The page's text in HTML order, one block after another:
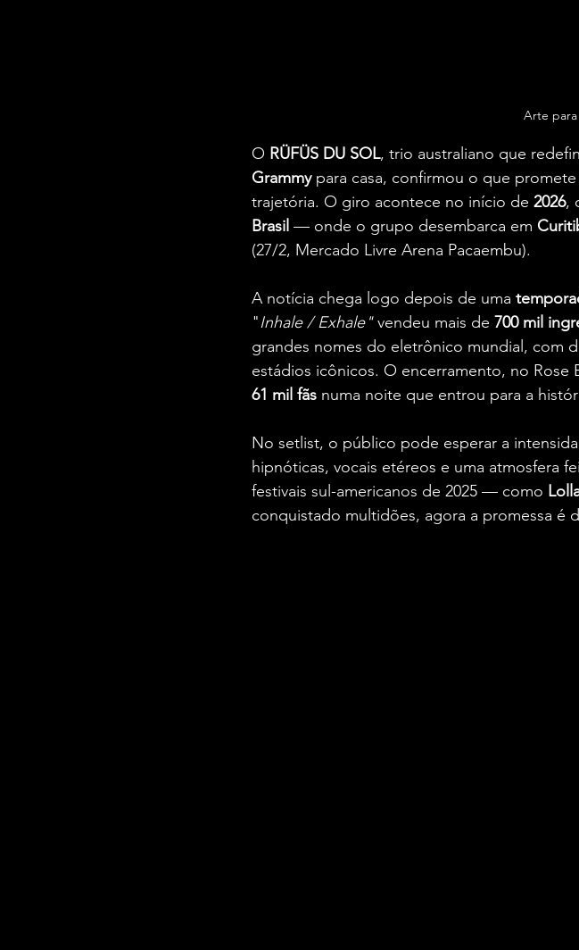
Arte
O RÜFÜS DU SOL, trio australiano que
Grammy para casa, confirmou o que promete
trajetória. O giro acontece no início de 2026,
Brasil — onde o grupo desembarca em
(27/2, Mercado Livre Arena Pacaembu).
A notícia chega logo depois de uma
"Inhale / Exhale" vendeu mais de 700 mil
grandes nomes do eletrônico mundial, com
estádios icônicos. O encerramento, no Rose
61 mil fãs numa noite que entrou para a
No setlist, o público pode esperar a
hipnóticas, vocais etéreos e uma atmosfera
festivais sul-americanos de 2025 — como
conquistado multidões, agora a promessa é